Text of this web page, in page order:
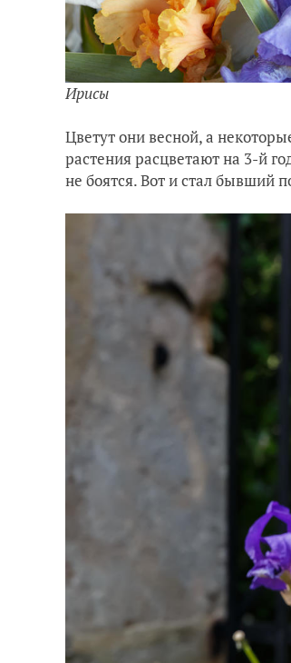
Ирисы
Цветут они весной, а
растения расцветают на 3-й
не боятся. Вот и стал бывший